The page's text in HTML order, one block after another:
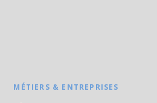
MÉTIERS & ENTREPRISES